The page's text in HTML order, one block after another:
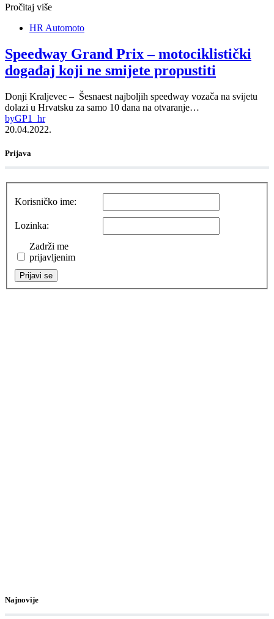
Pročitaj više
HR Automoto
Speedway Grand Prix – motociklistički
događaj koji ne smijete propustiti
Donji Kraljevec – Šesnaest najboljih speedway vozača na svijetu
dolazi u Hrvatsku za samo 10 dana na otvaranje…
byGP1_hr
20.04.2022.
Prijava
Korisničko ime:
Lozinka:
Zadrži me
prijavljenim
Prijavi se
Najnovije